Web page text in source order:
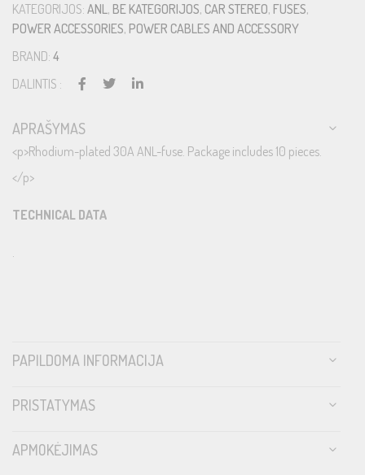
KATEGORIJOS: ANL, BE KATEGORIJOS, CAR STEREO, FUSES,
POWER ACCESSORIES, POWER CABLES AND ACCESSORY
BRAND: 4
DALINTIS :
APRAŠYMAS
<p>Rhodium-plated 30A ANL-fuse. Package includes 10 pieces.
</p>
TECHNICAL DATA
.
PAPILDOMA INFORMACIJA
PRISTATYMAS
APMOKĖJIMAS